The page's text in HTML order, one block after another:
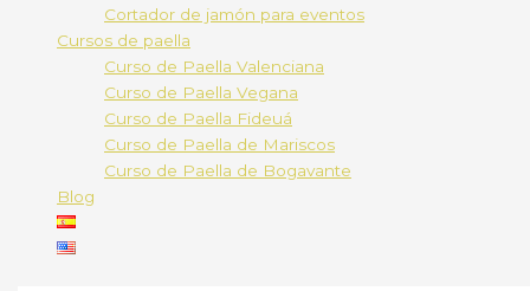
Cortador de jamón para eventos
Cursos de paella
Curso de Paella Valenciana
Curso de Paella Vegana
Curso de Paella Fideuá
Curso de Paella de Mariscos
Curso de Paella de Bogavante
Blog